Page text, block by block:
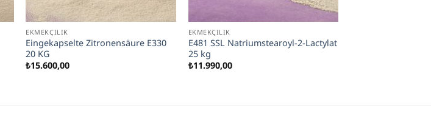
EKMEKÇILIK
Eingekapselte Zitronensäure E330
20 KG
₺15.600,00
EKMEKÇILIK
E481 SSL Natriumstearoyl-2-Lactylat
25 kg
₺11.990,00